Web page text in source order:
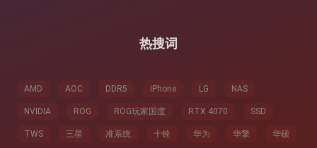
热搜词
AMD AOC DDR5 iPhone LG NAS
NVIDIA ROG ROG玩家国度 RTX 4070 SSD
TWS 三星 准系统 十铨 华为 华擎 华硕